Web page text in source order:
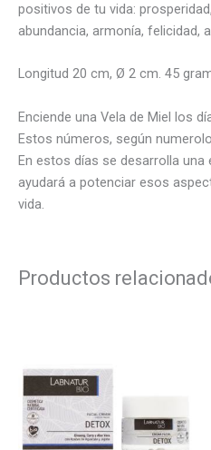
positivos de tu vida:
abundancia, armonía, felicidad,
Longitud 20 cm, Ø 2 cm. 45
Enciende una Vela de Miel los
Estos números, según
En estos días se desarrolla una
ayudará a potenciar esos
vida.
Productos